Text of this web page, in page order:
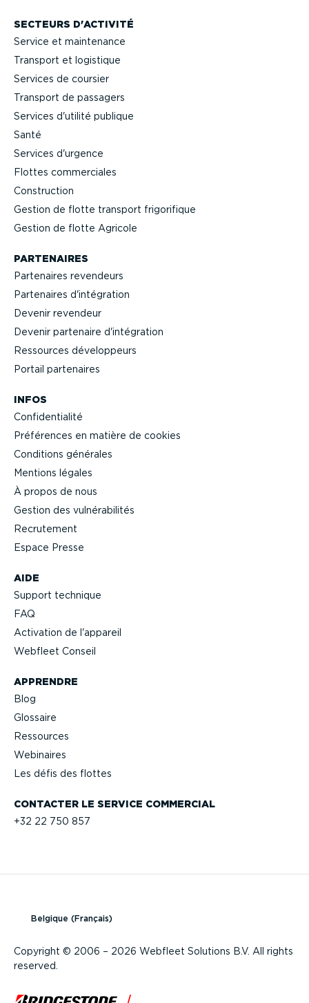
SECTEURS D'ACTIVITÉ
Service et maintenance
Transport et logistique
Services de coursier
Transport de passagers
Services d'utilité publique
Santé
Services d'urgence
Flottes commer­ciales
Construction
Gestion de flotte transport frigo­ri­fique
Gestion de flotte Agricole
CONTACTER LE SERVICE COMMERCIAL
+32 22 750 857
AIDE
Support technique
FAQ
Activation de l'appareil
Webfleet Conseil
APPRENDRE
Blog
Glossaire
Ressources
Webinaires
Les défis des flottes
PARTENAIRES
Partenaires revendeurs
Partenaires d'intégration
Devenir revendeur
Devenir partenaire d'intégration
Ressources dévelop­peurs
Portail partenaires
INFOS
Confi­den­tialité
Préférences en matière de cookies
Conditions générales
Mentions légales
À propos de nous
Gestion des vulné­ra­bi­lités
Recrutement
Espace Presse
Copyright © 2006 – 2026 Webfleet Solutions B.V. All rights
reserved.
Belgique (Français)